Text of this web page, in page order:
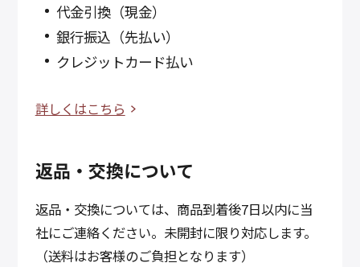
代金引換（現金）
銀行振込（先払い）
クレジットカード払い
詳しくはこちら
返品・交換について
返品・交換については、商品到着後7日以内に当
社にご連絡ください。未開封に限り対応します。
（送料はお客様のご負担となります）